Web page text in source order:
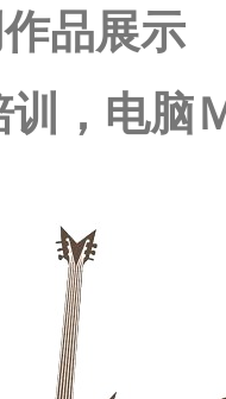
品展示
训，电脑